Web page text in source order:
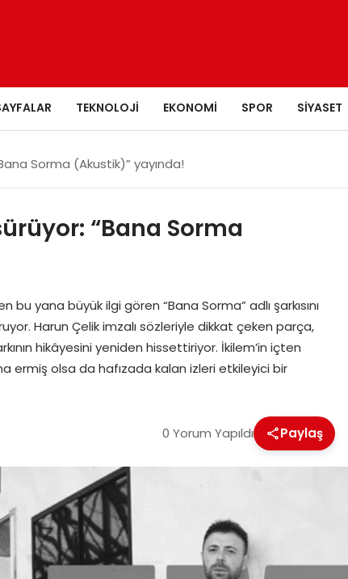
TEKNOLOJI EKONOMI SPOR SIYASET
Sorma (Akustik)” yayında!
“Bana Sorma
yana büyük ilgi gören “Bana Sorma” adlı şarkısını
Harun Çelik imzalı sözleriyle dikkat çeken parça,
hikâyesini yeniden hissettiriyor. İkilem’in içten
ermiş olsa da hafızada kalan izleri etkileyici bir
0 Yorum Yapıldı Paylaş